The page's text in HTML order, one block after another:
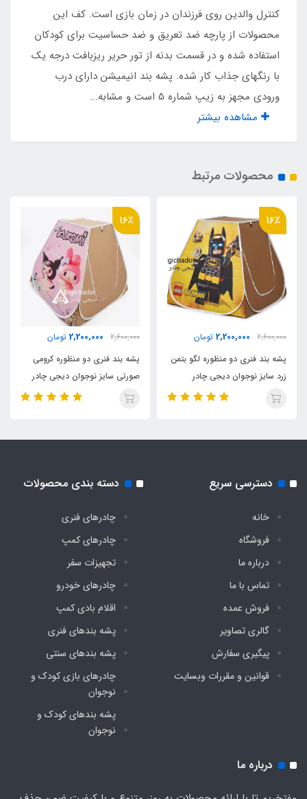
نوع اسکلت
فلزی فنری آسان تاشو با روکش پلاستیکی و نوار
ابریشم
مناسب برای
اسپاند باند
کنترل والدین روی فرزندان در زمان بازی است. کف این
محصولات از پارچه ضد تعریق و ضد حساسیت برای کودکان
استفاده شده و در قسمت بدنه از تور حریر ریزبافت درجه یک
با رنگهای جذاب کار شده. پشه بند انیمیشن دارای درب
ورودی مجهز به زیپ شماره 5 است و مشابه...
مشاهده بیشتر
محصولات مرتبط
16٪
2,600,000
2,200,000 تومان
پشه بند فنری دو منظوره لگو بتمن
زرد سایز نوجوان دیجی چادر
16٪
2,600,000
2,200,000 تومان
پشه بند فنری دو منظوره کرومی
صورتی سایز نوجوان دیجی چادر
دسترسی سریع
خانه
فروشگاه
درباره ما
تماس با ما
فروش عمده
گالری تصاویر
پیگیری سفارش
قوانین و مقررات وبسایت
دسته بندی محصولات
چادرهای فنری
چادرهای کمپ
تجهیزات سفر
چادرهای خودرو
اقلام بادی کمپ
پشه‌ بندهای فنری
پشه‌ بندهای سنتی
چادرهای بازی کودک و
نوجوان
پشه‌ بندهای کودک و
نوجوان
درباره ما